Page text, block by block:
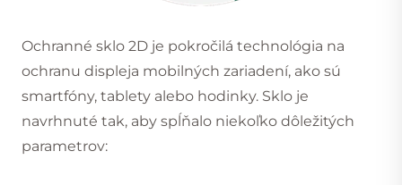
Ochranné sklo 2D je pokročilá technológia na
ochranu displeja mobilných zariadení, ako sú
smartfóny, tablety alebo hodinky. Sklo je
navrhnuté tak, aby spĺňalo niekoľko dôležitých
parametrov: